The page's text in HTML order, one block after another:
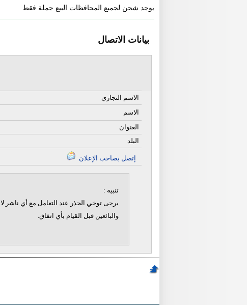
يوجد شحن لجميع المحافظات البيع جملة فقط
بيانات الاتصال
الاسم التجاري
الاسم
العنوان
البلد
تنبيه :
يرجى توخي الحذر عند التعامل مع أي ناشر
والبائعين قبل القيام بأي اتفاق.